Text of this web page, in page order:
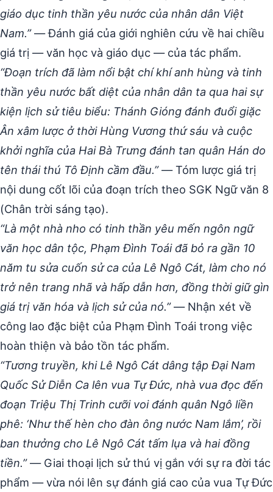
giáo dục tinh thần yêu nước của nhân dân Việt
Nam.”— Đánh giá của giới nghiên cứu về hai chiều
giá trị — văn học và giáo dục — của tác phẩm.
“Đoạn trích đã làm nổi bật chí khí anh hùng và tinh
thần yêu nước bất diệt của nhân dân ta qua hai sự
kiện lịch sử tiêu biểu: Thánh Gióng đánh đuổi giặc
Ân xâm lược ở thời Hùng Vương thứ sáu và cuộc
khởi nghĩa của Hai Bà Trưng đánh tan quân Hán do
tên thái thú Tô Định cầm đầu.”— Tóm lược giá trị
nội dung cốt lõi của đoạn trích theo SGK Ngữ văn 8
(Chân trời sáng tạo).
“Là một nhà nho có tinh thần yêu mến ngôn ngữ
văn học dân tộc, Phạm Đình Toái đã bỏ ra gần 10
năm tu sửa cuốn sử ca của Lê Ngô Cát, làm cho nó
trở nên trang nhã và hấp dẫn hơn, đồng thời giữ gìn
giá trị văn hóa và lịch sử của nó.”— Nhận xét về
công lao đặc biệt của Phạm Đình Toái trong việc
hoàn thiện và bảo tồn tác phẩm.
“Tương truyền, khi Lê Ngô Cát dâng tập Đại Nam
Quốc Sử Diễn Ca lên vua Tự Đức, nhà vua đọc đến
đoạn Triệu Thị Trinh cưỡi voi đánh quân Ngô liền
phê: ‘Như thế hèn cho đàn ông nước Nam lắm’, rồi
ban thưởng cho Lê Ngô Cát tấm lụa và hai đồng
tiền.”— Giai thoại lịch sử thú vị gắn với sự ra đời tác
phẩm — vừa nói lên sự đánh giá cao của vua Tự Đức